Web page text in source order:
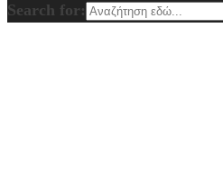
Search for: